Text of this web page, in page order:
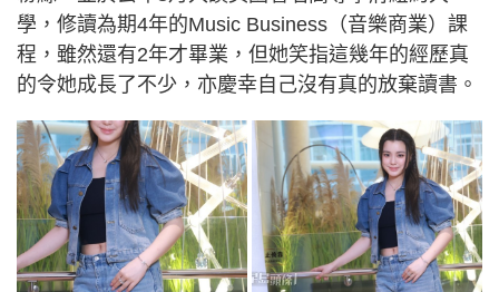
學，修讀為期4年的Music Business（音樂商業）課
程，雖然還有2年才畢業，但她笑指這幾年的經歷真
的令她成長了不少，亦慶幸自己沒有真的放棄讀書。